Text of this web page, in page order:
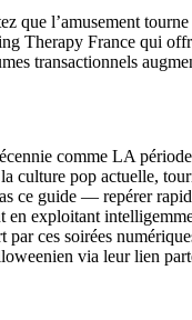
que l’amusement
Therapy France qui
transactionnels
comme LA
culture pop actuelle,
ce guide — repérer
en exploitant
ces soirées
via leur lien